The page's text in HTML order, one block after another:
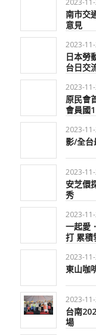
南市交
意見
2023-
日本勞
台日交
2023-
原民會
會員國
2023-
影/全台
2023-
安芝儇
秀
2023-
一起愛
打 累積
2023-
東山咖
2023-
台南
場